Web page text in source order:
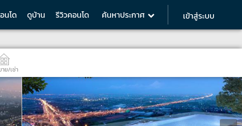
นโด ดูบ้าน รีวิวคอนโด ค้นหาประกาศ เข้าสู่ระบบ
ย/เช่า